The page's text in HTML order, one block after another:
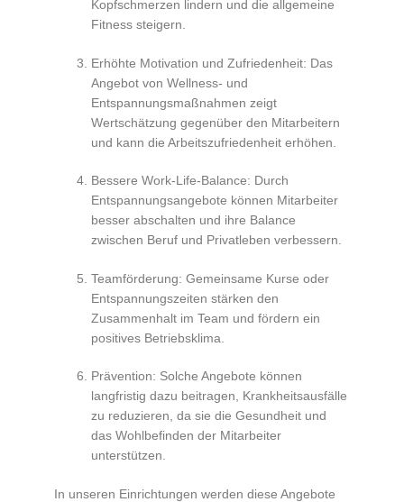
Kopfschmerzen lindern und die allgemeine
Fitness steigern.
Erhöhte Motivation und Zufriedenheit: Das
Angebot von Wellness- und
Entspannungsmaßnahmen zeigt
Wertschätzung gegenüber den Mitarbeitern
und kann die Arbeitszufriedenheit erhöhen.
Bessere Work-Life-Balance: Durch
Entspannungsangebote können Mitarbeiter
besser abschalten und ihre Balance
zwischen Beruf und Privatleben verbessern.
Teamförderung: Gemeinsame Kurse oder
Entspannungszeiten stärken den
Zusammenhalt im Team und fördern ein
positives Betriebsklima.
Prävention: Solche Angebote können
langfristig dazu beitragen, Krankheitsausfälle
zu reduzieren, da sie die Gesundheit und
das Wohlbefinden der Mitarbeiter
unterstützen.
In unseren Einrichtungen werden diese Angebote